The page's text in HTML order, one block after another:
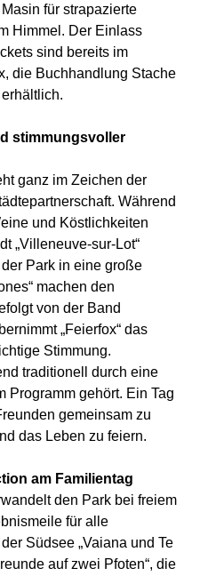
für strapazierte
Himmel. Der Einlass
sind bereits im
die Buchhandlung Stache
stimmungsvoller
ganz im Zeichen der
Während
und Köstlichkeiten
„Villeneuve-sur-Lot“
Park in eine große
machen den
von der Band
„Feierfox“ das
Stimmung.
traditionell durch eine
Programm gehört. Ein Tag
gemeinsam zu
das Leben zu feiern.
am Familientag
den Park bei freiem
für alle
Südsee „Vaiana und Te
auf zwei Pfoten“, die